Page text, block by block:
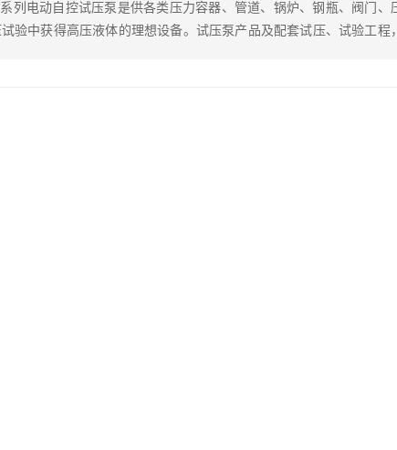
列电动自控试压泵是供各类压力容器、管道、锅炉、钢瓶、阀门、
验中获得高压液体的理想设备。试压泵产品及配套试压、试验工程